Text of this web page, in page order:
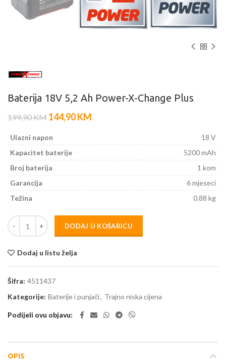
Baterija 18V 5,2 Ah Power-X-Change Plus
199,90KM 144,90KM
Ulazni napon
18 V
Kapacitet baterije
5200 mAh
Broj baterija
1 kom
Garancija
6 mjeseci
Težina
0.88 kg
DODAJ U KOŠARICU
Dodaj u listu želja
Šifra: 4511437
Kategorije: Baterije i punjači, Trajno niska cijena
Podijeli ovu objavu
OPIS